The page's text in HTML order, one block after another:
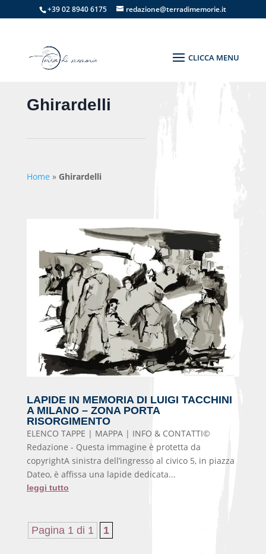
+39 02 8940 6175 redazione@terradimemorie.it
Ghirardelli
Home » Ghirardelli
LAPIDE IN MEMORIA DI LUIGI TACCHINI
A MILANO – ZONA PORTA
RISORGIMENTO
ELENCO TAPPE | MAPPA | INFO & CONTATTI©
Redazione - Questa immagine è protetta da
copyrightA sinistra dell’ingresso al civico 5, in piazza
Dateo, è affissa una lapide dedicata...
leggi tutto
Pagina 1 di 1 1